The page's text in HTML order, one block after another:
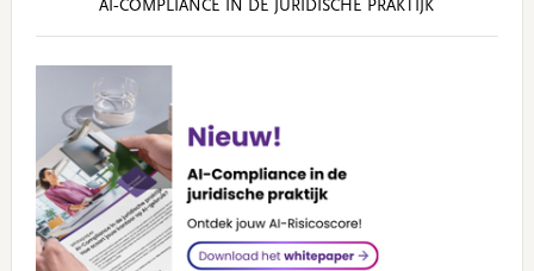
AI‑COMPLIANCE IN DE JURIDISCHE PRAKTIJK